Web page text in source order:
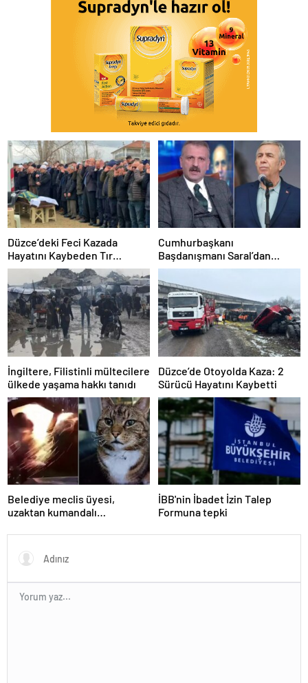
Düzce’deki Feci Kazada
Hayatını Kaybeden Tır
Sürücüsü Memleketine
Uğurlandı
Cumhurbaşkanı
Başdanışmanı Saral’dan
gündem yaratacak Mansur
Yavaş iddiası
İngiltere, Filistinli mültecilere
ülkede yaşama hakkı tanıdı
Düzce’de Otoyolda Kaza: 2
Sürücü Hayatını Kaybetti
Belediye meclis üyesi,
uzaktan kumandalı
uçurmaya çalıştı
İBB'nin İbadet İzin Talep
Formuna tepki